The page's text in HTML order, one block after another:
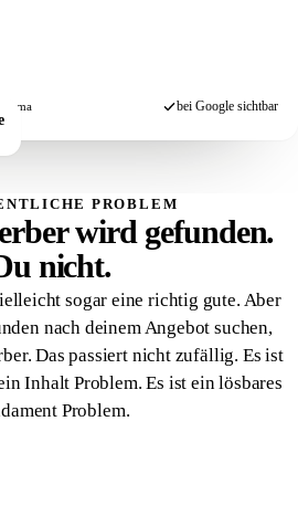
Schema bei Google sichtbar
PROBLEM
wird gefunden.
nicht.
sogar eine richtig gute. Aber
nach deinem Angebot suchen,
Das passiert nicht zufällig. Es ist
Inhalt Problem. Es ist ein lösbares
Problem.